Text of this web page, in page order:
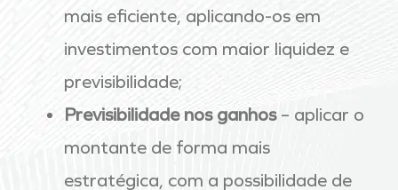
mais eficiente, aplicando-os em
investimentos com maior liquidez e
previsibilidade;
Previsibilidade nos ganhos – aplicar o
montante de forma mais
estratégica, com a possibilidade de